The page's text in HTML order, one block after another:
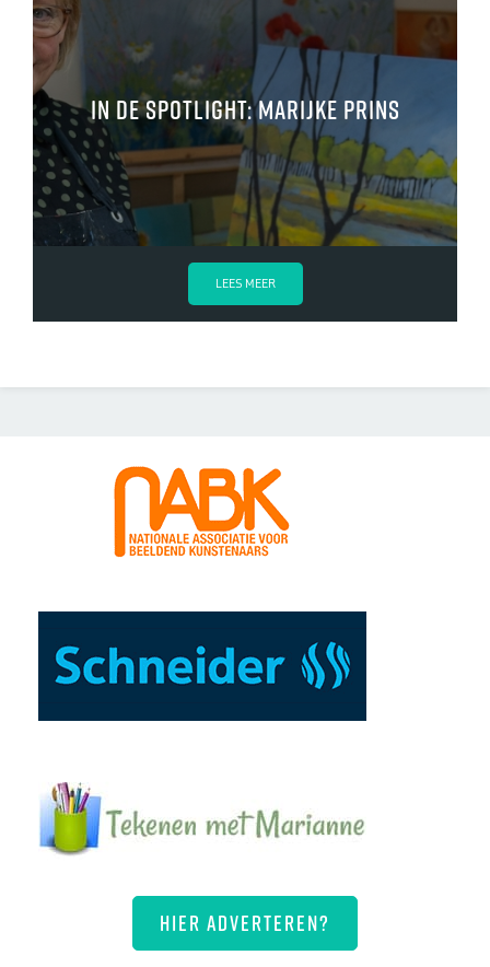
In de spotlight: Marijke Prins
LEES MEER
HIER ADVERTEREN?